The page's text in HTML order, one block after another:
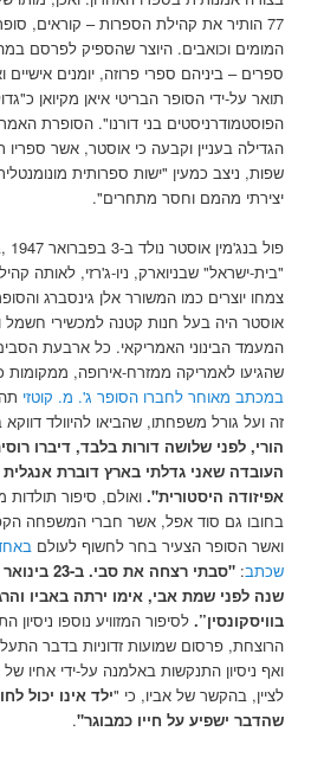
77 הותיר את קהילת הספרות – קוראים,
המומים וכואבים. היוצר שהספיק לפרסם
ספרים – ביניהם ספרי פרוזה, יומנים אישיים
תואר על-ידי הסופר הבריטי איאן מקיואן
הפוסטמודרניסטים בני דורנו". הסופרת
הגדילה בעניין וקבעה כי אוסטר, אשר
שפות, ניצב כמעין "ישות ספרותית
יצירתי מהמם וחסר מתחרים".
"בית-ישראל" שבניוארק, ניו-ג'רזי, לאותה
צמחו יוצרים כמו המשורר אלן גינסברג
אוסטר היה בעל חנות קטנה למכשירי
המעמד הבינוני האמריקאי. כל ארבעת הסבים
שהגיעו לאמריקה ממזרח-אירופה, ממקומות
במכתב מאוחר לחברו הסופר ג'. מ. קוטזי
זה ועל גורל משפחתו, שהביאו להיוולד
הורי, לפני שלושה דורות בלבד, דיברו
העובדה שאני גדלתי בארץ דוברת
אפיזודה היסטורית".ואולם, סיפור
בחובו גם סוד אפל, אשר חברי המשפחה
ואשר הסופר הצעיר בחר לחשוף לעולם
שכתב:
שנה לפני שמת אבי, אימו ירתה באביו
בוויסקונסין”
.לסיפור המזוויע נוספו
הרוצחת, פרסום שמועות זדוניות בדבר
ואף ניסיון התנקשות באלמנה על-ידי אחיו
לציין, בהקשר של אביו, כי "ילד אינו יכול
שהדבר ישפיע על חייו כמבוגר".